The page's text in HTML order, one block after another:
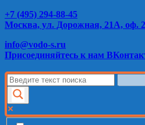
+7 (495) 294-88-45
Москва, ул. Дорожная, 21А, оф.
info@vodo-s.ru
Присоединяйтесь к нам